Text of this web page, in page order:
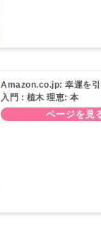
Amazon.co.jp: 幸運を引
入門 : 植木 理恵: 本